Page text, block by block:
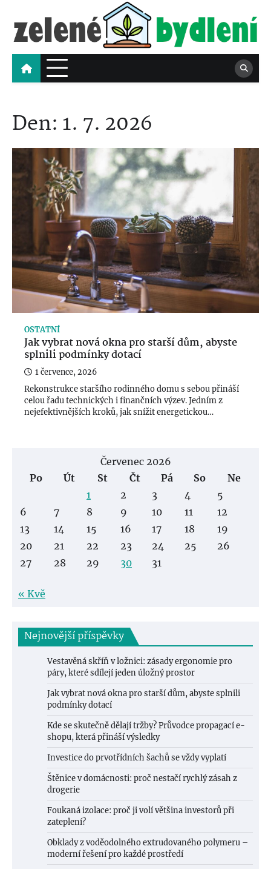
content
Zelené bydlení
Tipy pro spokojené a ekologické bydlení
Den: 1. 7. 2026
OSTATNÍ
Jak vybrat nová okna pro starší dům, abyste
splnili podmínky dotací
1 července, 2026
Rekonstrukce staršího rodinného domu s sebou přináší
celou řadu technických i finančních výzev. Jedním z
nejefektivnějších kroků, jak snížit energetickou…
Červenec 2026
Po
Út St Čt Pá So
Ne
1
2 3 4
5
6
7 8 9 10 11
12
13
14 15 16 17 18
19
20
21 22 23 24 25
26
27
28 29 30 31
« Kvě
Nejnovější příspěvky
Vestavěná skříň v ložnici: zásady ergonomie pro
páry, které sdílejí jeden úložný prostor
Jak vybrat nová okna pro starší dům, abyste splnili
podmínky dotací
Kde se skutečně dělají tržby? Průvodce propagací e-
shopu, která přináší výsledky
Investice do prvotřídních šachů se vždy vyplatí
Štěnice v domácnosti: proč nestačí rychlý zásah z
drogerie
Foukaná izolace: proč ji volí většina investorů při
zateplení?
Obklady z voděodolného extrudovaného polymeru –
moderní řešení pro každé prostředí